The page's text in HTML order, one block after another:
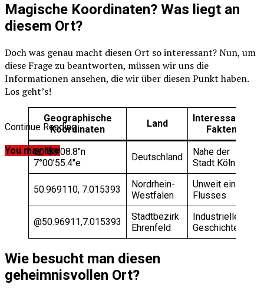
Magische Koordinaten? Was liegt an
diesem Ort?
Doch was genau macht diesen Ort so interessant? Nun, um
diese Frage zu beantworten, müssen wir uns die
Informationen ansehen, die wir über diesen Punkt haben.
Los geht’s!
Geographische
Koordinaten
Land
Interessante
Fakten
50°58’08.8″n
7°00’55.4″e
Deutschland
Nahe der
Stadt Köln
50.969110, 7.015393
Nordrhein-
Westfalen
Unweit eines
Flusses
@50.96911,7.015393
Stadtbezirk
Ehrenfeld
Industrielle
Geschichte
Wie besucht man diesen
geheimnisvollen Ort?
Continue Reading
You may like